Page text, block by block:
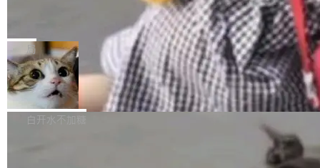
录全贴了出来。 他发错人了 苹果外部律师 Gabr
iel Gross 来自 Weil 律所，2 月 23 日下午 5:53
给 OpenAI 总法律顾问 Che Chang 发了封邮
件，附了一封长信，要求 OpenAI 配合调查前苹
果员工带走机密信...
这是目前市面上唯一支持平板接入WorkBuddy P
C版的产品，搭载“人机双写”重磅功能——你写
你的，AI写AI的，同屏协作互不干扰。一句话让
AI帮你干活，现在开启全新体验！ 温馨提示：
体验WorkBuddy鸿蒙PC版前，请将 HUAWEI M
atePad Edge 升级至 HarmonyOS 6.1.0.135S
P9 patch03及以上版本。 *升级路径：设置 > 搜
FFmpeg 9.0 发布：代号“Lei”，以此纪
全球知名开源多媒体框架 FFmpeg 今天正式发
布了 9.0 版本。这个版本除了带来新一代音视频
处理能力和硬件加速支持之外，还有一个特殊之
处：FFmpeg 9.0 的代号是“Lei”。 这个名字，
来自中国开发者雷霄骅（Lei Xiaohua）。 对于
很多中国音视频开发者而言，这个名字并不陌
局
亚马逊成本失控：AI 写代码烧掉 1215
万元，超预算 860%
外媒近日曝光了亚马逊的多份内部报告显示，AI
导致公司在多个项目上超支。《金融时报》报道
白开水不加糖